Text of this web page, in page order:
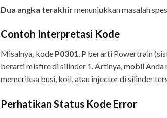
Dua angka terakhirmenunjukkan masalah
Contoh Interpretasi Kode
Misalnya, kode P0301. P berarti Powertrain
berarti misfire di silinder 1. Artinya, mobil Anda
memeriksa busi, koil, atau injector di silinder
Perhatikan Status Kode Error